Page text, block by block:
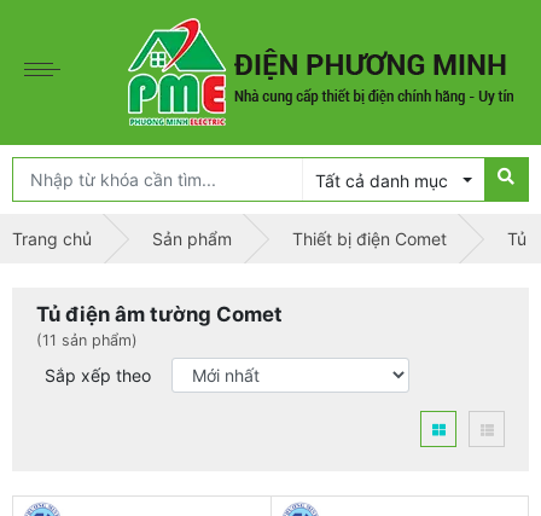
Tất cả danh mục
Trang chủ Sản phẩm Thiết bị điện Comet Tủ
Tủ điện âm tường Comet
(11 sản phẩm)
Sắp xếp theo